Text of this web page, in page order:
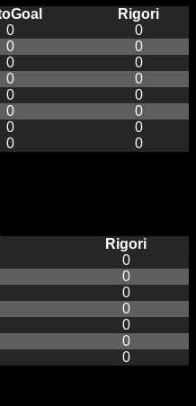
Rigori
0
0
0
0
0
0
0
0
0
0
0
0
0
0
0 0
Rigori
0
0
0
0
0
0
0